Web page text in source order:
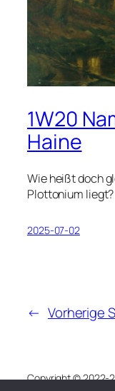
1W20
Haine
Wie heißt doch
Plottonium liegt?
2025-07-02
← Vorherige
Copyright © 2022-